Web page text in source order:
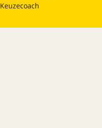
Keuzecoach